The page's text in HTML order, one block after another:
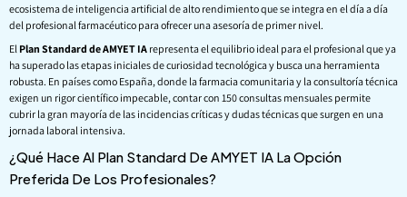
ecosistema de inteligencia artificial de alto rendimiento que se integra en el día a día
del profesional farmacéutico para ofrecer una asesoría de primer nivel.
El Plan Standard de AMYET IA representa el equilibrio ideal para el profesional que ya
ha superado las etapas iniciales de curiosidad tecnológica y busca una herramienta
robusta. En países como España, donde la farmacia comunitaria y la consultoría técnica
exigen un rigor científico impecable, contar con 150 consultas mensuales permite
cubrir la gran mayoría de las incidencias críticas y dudas técnicas que surgen en una
jornada laboral intensiva.
¿Qué Hace Al Plan Standard De AMYET IA La Opción
Preferida De Los Profesionales?